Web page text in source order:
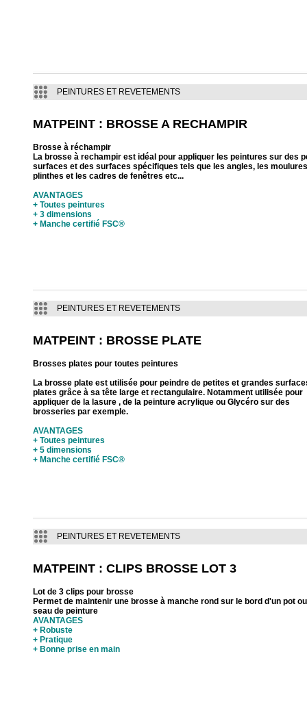
PEINTURES ET REVETEMENTS
MATPEINT : BROSSE A RECHAMPIR
Brosse à réchampir
La brosse à rechampir est idéal pour appliquer les peintures sur des
surfaces et des surfaces spécifiques tels que les angles, les
plinthes et les cadres de fenêtres etc...
AVANTAGES
+ Toutes peintures
+ 3 dimensions
+ Manche certifié FSC®
PEINTURES ET REVETEMENTS
MATPEINT : BROSSE PLATE
Brosses plates pour toutes peintures
La brosse plate est utilisée pour peindre de petites et grandes
plates grâce à sa tête large et rectangulaire. Notamment utilisée pour
appliquer de la lasure , de la peinture acrylique ou Glycéro sur des
brosseries par exemple.
AVANTAGES
+ Toutes peintures
+ 5 dimensions
+ Manche certifié FSC®
PEINTURES ET REVETEMENTS
MATPEINT : CLIPS BROSSE LOT 3
Lot de 3 clips pour brosse
Permet de maintenir une brosse à manche rond sur le bord d'un pot
seau de peinture
AVANTAGES
+ Robuste
+ Pratique
+ Bonne prise en main